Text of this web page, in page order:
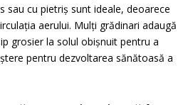
sau cu pietriș sunt ideale, deoarece
aerului. Mulți grădinari adaugă
grosier la solul obișnuit pentru a
pentru dezvoltarea sănătoasă a